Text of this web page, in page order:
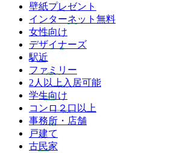
壁紙プレゼント
インターネット無料
女性向け
デザイナーズ
駅近
ファミリー
2人以上入居可能
学生向け
コンロ２口以上
事務所・店舗
戸建て
古民家